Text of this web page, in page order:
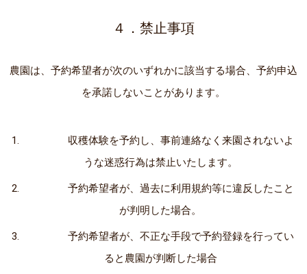
４．禁止事項
農園は、予約希望者が次のいずれかに該当する場合、予約申込
を承諾しないことがあります。
収穫体験を予約し、事前連絡なく来園されないよ
うな迷惑行為は禁止いたします。
予約希望者が、過去に利用規約等に違反したこと
が判明した場合。
予約希望者が、不正な手段で予約登録を行ってい
ると農園が判断した場合